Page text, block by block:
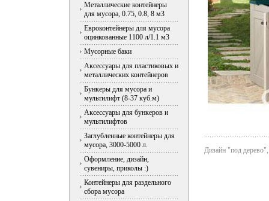
Металлические контейнеры
для мусора, 0.75, 0.8, 8 м3
Евроконтейнеры для мусора
оцинкованные 1100 л/1.1 м3
Мусорные баки
Аксессуары для пластиковых и
металлических контейнеров
Бункеры для мусора и
мультилифт (8-37 куб.м)
Аксессуары для бункеров и
мультилифтов
Заглубленные контейнеры для
мусора, 3000-5000 л.
Оформление, дизайн,
сувениры, приколы :)
Контейнеры для раздельного
сбора мусора
Дизайн "под